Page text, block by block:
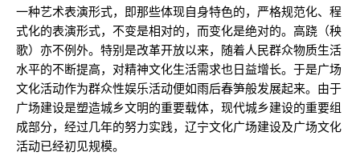
一种艺术表演形式，即那些体现自身特色的，严格规范化、程
式化的表演形式，不变是相对的，而变化是绝对的。高跷（秧
歌）亦不例外。特别是改革开放以来，随着人民群众物质生活
水平的不断提高，对精神文化生活需求也日益增长。于是广场
文化活动作为群众性娱乐活动便如雨后春笋般发展起来。由于
广场建设是塑造城乡文明的重要载体，现代城乡建设的重要组
成部分，经过几年的努力实践，辽宁文化广场建设及广场文化
活动已经初见规模。